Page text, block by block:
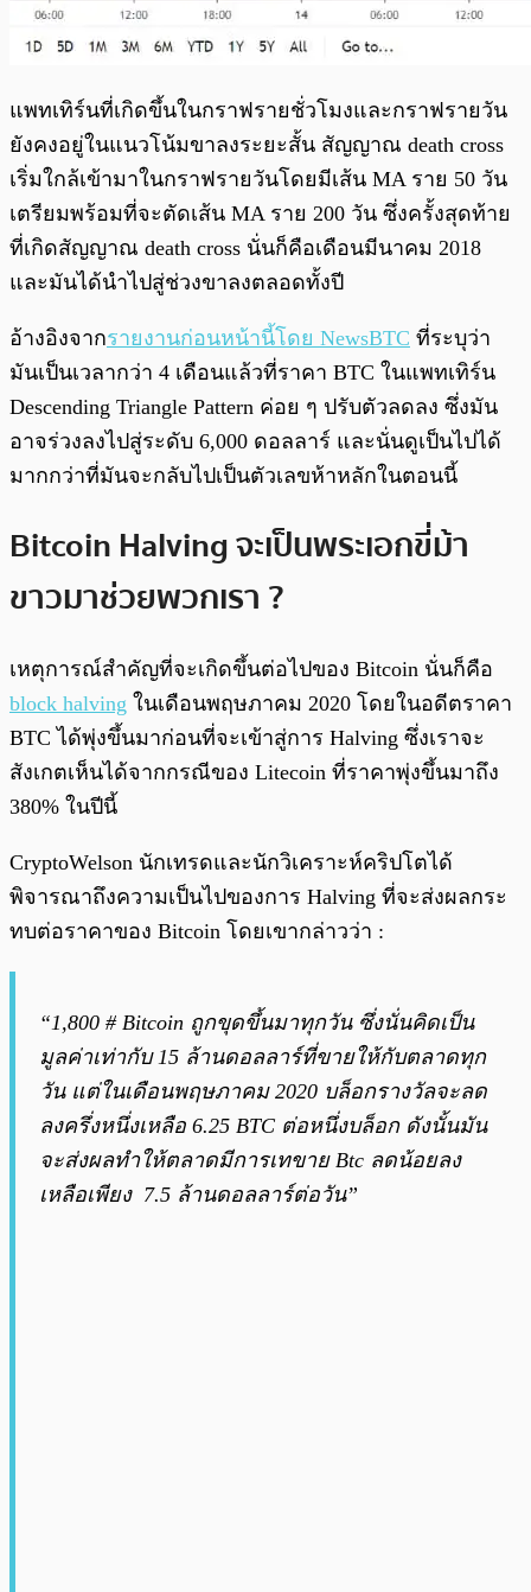
แพทเทิร์นที่เกิดขึ้นในกราฟรายชั่วโมงและกราฟรายวัน
ยังคงอยู่ในแนวโน้มขาลงระยะสั้น สัญญาณ death cross
เริ่มใกล้เข้ามาในกราฟรายวันโดยมีเส้น MA ราย 50 วัน
เตรียมพร้อมที่จะตัดเส้น MA ราย 200 วัน ซึ่งครั้งสุดท้าย
ที่เกิดสัญญาณ death cross นั่นก็คือเดือนมีนาคม 2018
และมันได้นำไปสู่ช่วงขาลงตลอดทั้งปี
อ้างอิงจากรายงานก่อนหน้านี้โดย NewsBTC ที่ระบุว่า
มันเป็นเวลากว่า 4 เดือนแล้วที่ราคา BTC ในแพทเทิร์น
Descending Triangle Pattern ค่อย ๆ ปรับตัวลดลง ซึ่งมัน
อาจร่วงลงไปสู่ระดับ 6,000 ดอลลาร์ และนั่นดูเป็นไปได้
มากกว่าที่มันจะกลับไปเป็นตัวเลขห้าหลักในตอนนี้
Bitcoin Halving จะเป็นพระเอกขี่ม้า
ขาวมาช่วยพวกเรา ?
เหตุการณ์สำคัญที่จะเกิดขึ้นต่อไปของ Bitcoin นั่นก็คือ
block halving ในเดือนพฤษภาคม 2020 โดยในอดีตราคา
BTC ได้พุ่งขึ้นมาก่อนที่จะเข้าสู่การ Halving ซึ่งเราจะ
สังเกตเห็นได้จากกรณีของ Litecoin ที่ราคาพุ่งขึ้นมาถึง
380% ในปีนี้
CryptoWelson นักเทรดและนักวิเคราะห์คริปโตได้
พิจารณาถึงความเป็นไปของการ Halving ที่จะส่งผลกระ
ทบต่อราคาของ Bitcoin โดยเขากล่าวว่า :
“1,800 # Bitcoin ถูกขุดขึ้นมาทุกวัน ซึ่งนั่นคิดเป็น
มูลค่าเท่ากับ 15 ล้านดอลลาร์ที่ขายให้กับตลาดทุก
วัน แต่ในเดือนพฤษภาคม 2020 บล็อกรางวัลจะลด
ลงครึ่งหนึ่งเหลือ 6.25 BTC ต่อหนึ่งบล็อก ดังนั้นมัน
จะส่งผลทำให้ตลาดมีการเทขาย Btc ลดน้อยลง
เหลือเพียง 7.5 ล้านดอลลาร์ต่อวัน”